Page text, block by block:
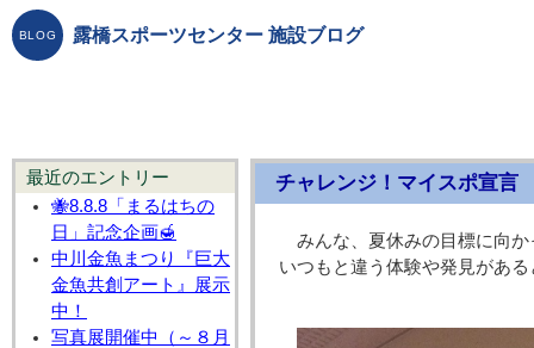
露橋スポーツセンター 施設ブログ
最近のエントリー
🐝8.8.8「まるはちの
日」記念企画🍯
中川金魚まつり『巨大
金魚共創アート』展示
中！
写真展開催中（～８月
チャレンジ！マイスポ宣言
みんな、夏休みの目標に向
いつもと違う体験や発見があ